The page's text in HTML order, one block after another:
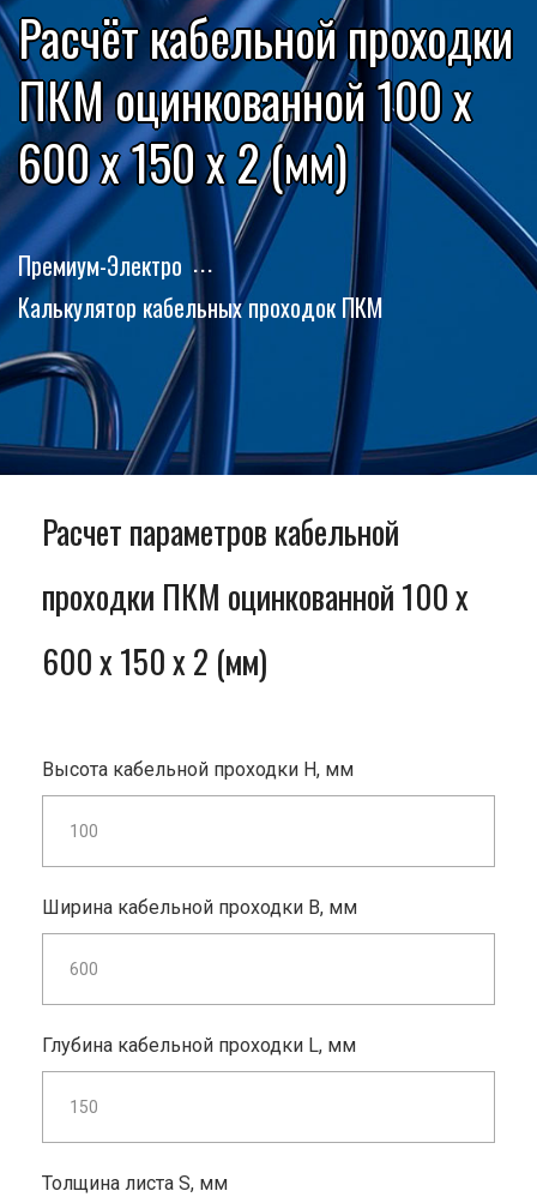
Расчёт кабельной проходки
ПКМ оцинкованной 100 x
600 x 150 x 2 (мм)
Премиум-Электро
Калькулятор кабельных проходок ПКМ
Расчет параметров кабельной
проходки ПКМ оцинкованной 100 x
600 x 150 x 2 (мм)
Высота кабельной проходки H, мм
Ширина кабельной проходки B, мм
Глубина кабельной проходки L, мм
Толщина листа S, мм